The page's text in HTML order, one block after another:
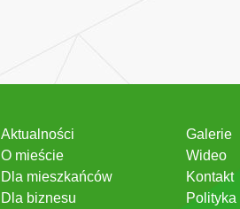
Aktualności
O mieście
Dla mieszkańców
Dla biznesu
Galerie
Wideo
Kontakt